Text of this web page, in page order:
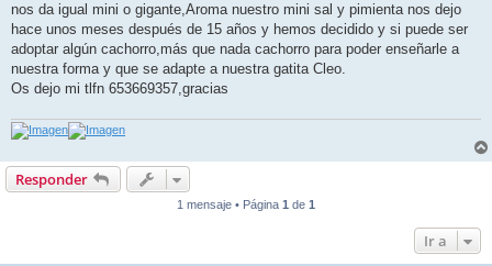
a
j
nos da igual mini o gigante,Aroma nuestro mini sal y pimienta nos dejo
hace unos meses después de 15 años y hemos decidido y si puede ser
adoptar algún cachorro,más que nada cachorro para poder enseñarle a
nuestra forma y que se adapte a nuestra gatita Cleo.
Os dejo mi tlfn 653669357,gracias
Responder
1 mensaje • Página 1 de 1
Ir a